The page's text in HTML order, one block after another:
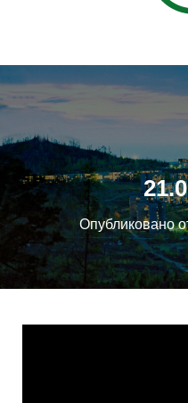
Опубликовано